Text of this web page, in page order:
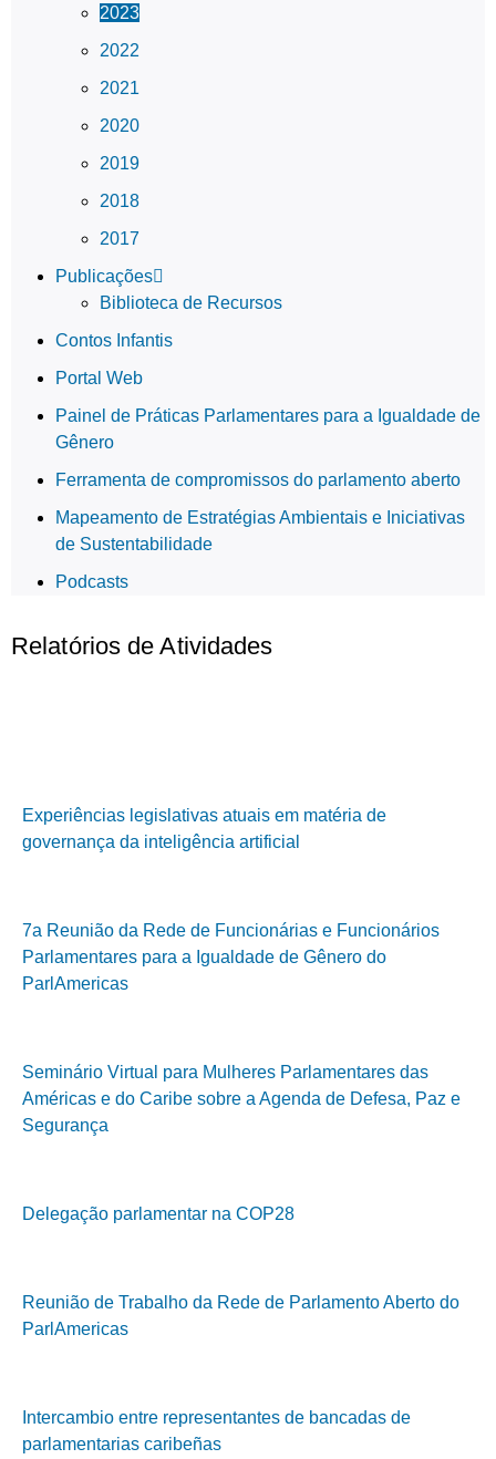
2023
2022
2021
2020
2019
2018
2017
Publicações
Biblioteca de Recursos
Contos Infantis
Portal Web
Painel de Práticas Parlamentares para a Igualdade de
Gênero
Ferramenta de compromissos do parlamento aberto
Mapeamento de Estratégias Ambientais e Iniciativas
de Sustentabilidade
Podcasts
Relatórios de Atividades
Experiências legislativas atuais em matéria de
governança da inteligência artificial
7a Reunião da Rede de Funcionárias e Funcionários
Parlamentares para a Igualdade de Gênero do
ParlAmericas
Seminário Virtual para Mulheres Parlamentares das
Américas e do Caribe sobre a Agenda de Defesa, Paz e
Segurança
Delegação parlamentar na COP28
Reunião de Trabalho da Rede de Parlamento Aberto do
ParlAmericas
Intercambio entre representantes de bancadas de
parlamentarias caribeñas